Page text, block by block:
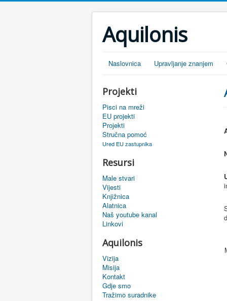
Aquilonis
Naslovnica Upravljanje znanjem
Projekti
Pisci na mreži
EU projekti
Projekti
Stručna pomoć
Ured EU zastupnika
Resursi
Male stvari
Vijesti
Knjižnica
Alatnica
Naš youtube kanal
Linkovi
Aquilonis
Vizija
Misija
Kontakt
Gdje smo
Tražimo suradnike